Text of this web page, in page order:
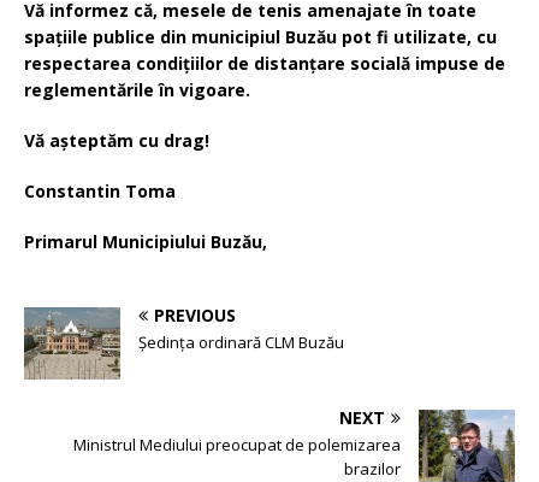
Vă informez că, mesele de tenis amenajate în toate
spațiile publice din municipiul Buzău pot fi utilizate, cu
respectarea condițiilor de distanțare socială impuse de
reglementările în vigoare.
Vă așteptăm cu drag!
Constantin Toma
Primarul Municipiului Buzău,
PREVIOUS
Şedința ordinară CLM Buzău
NEXT
Ministrul Mediului preocupat de polemizarea
brazilor